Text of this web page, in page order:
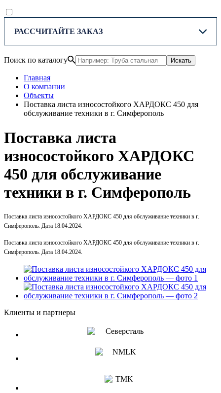
РАССЧИТАЙТЕ ЗАКАЗ
Поиск по каталогу Искать
Главная
О компании
Объекты
Поставка листа износостойкого ХАРДОКС 450 для
обслуживание техники в г. Симферополь
Поставка листа
износостойкого ХАРДОКС
450 для обслуживание
техники в г. Симферополь
Поставка листа износостойкого ХАРДОКС 450 для обслуживание техники в г.
Симферополь. Дата 18.04.2024.
Поставка листа износостойкого ХАРДОКС 450 для обслуживание техники в г.
Симферополь. Дата 18.04.2024.
Клиенты и партнеры